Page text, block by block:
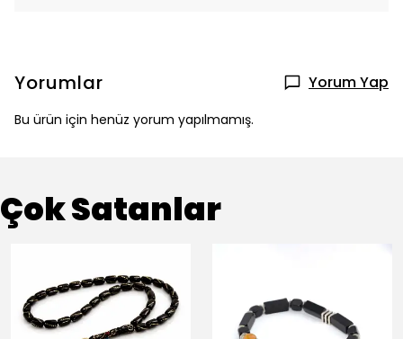
Yorumlar Yorum Yap
Bu ürün için henüz yorum yapılmamış.
Çok Satanlar